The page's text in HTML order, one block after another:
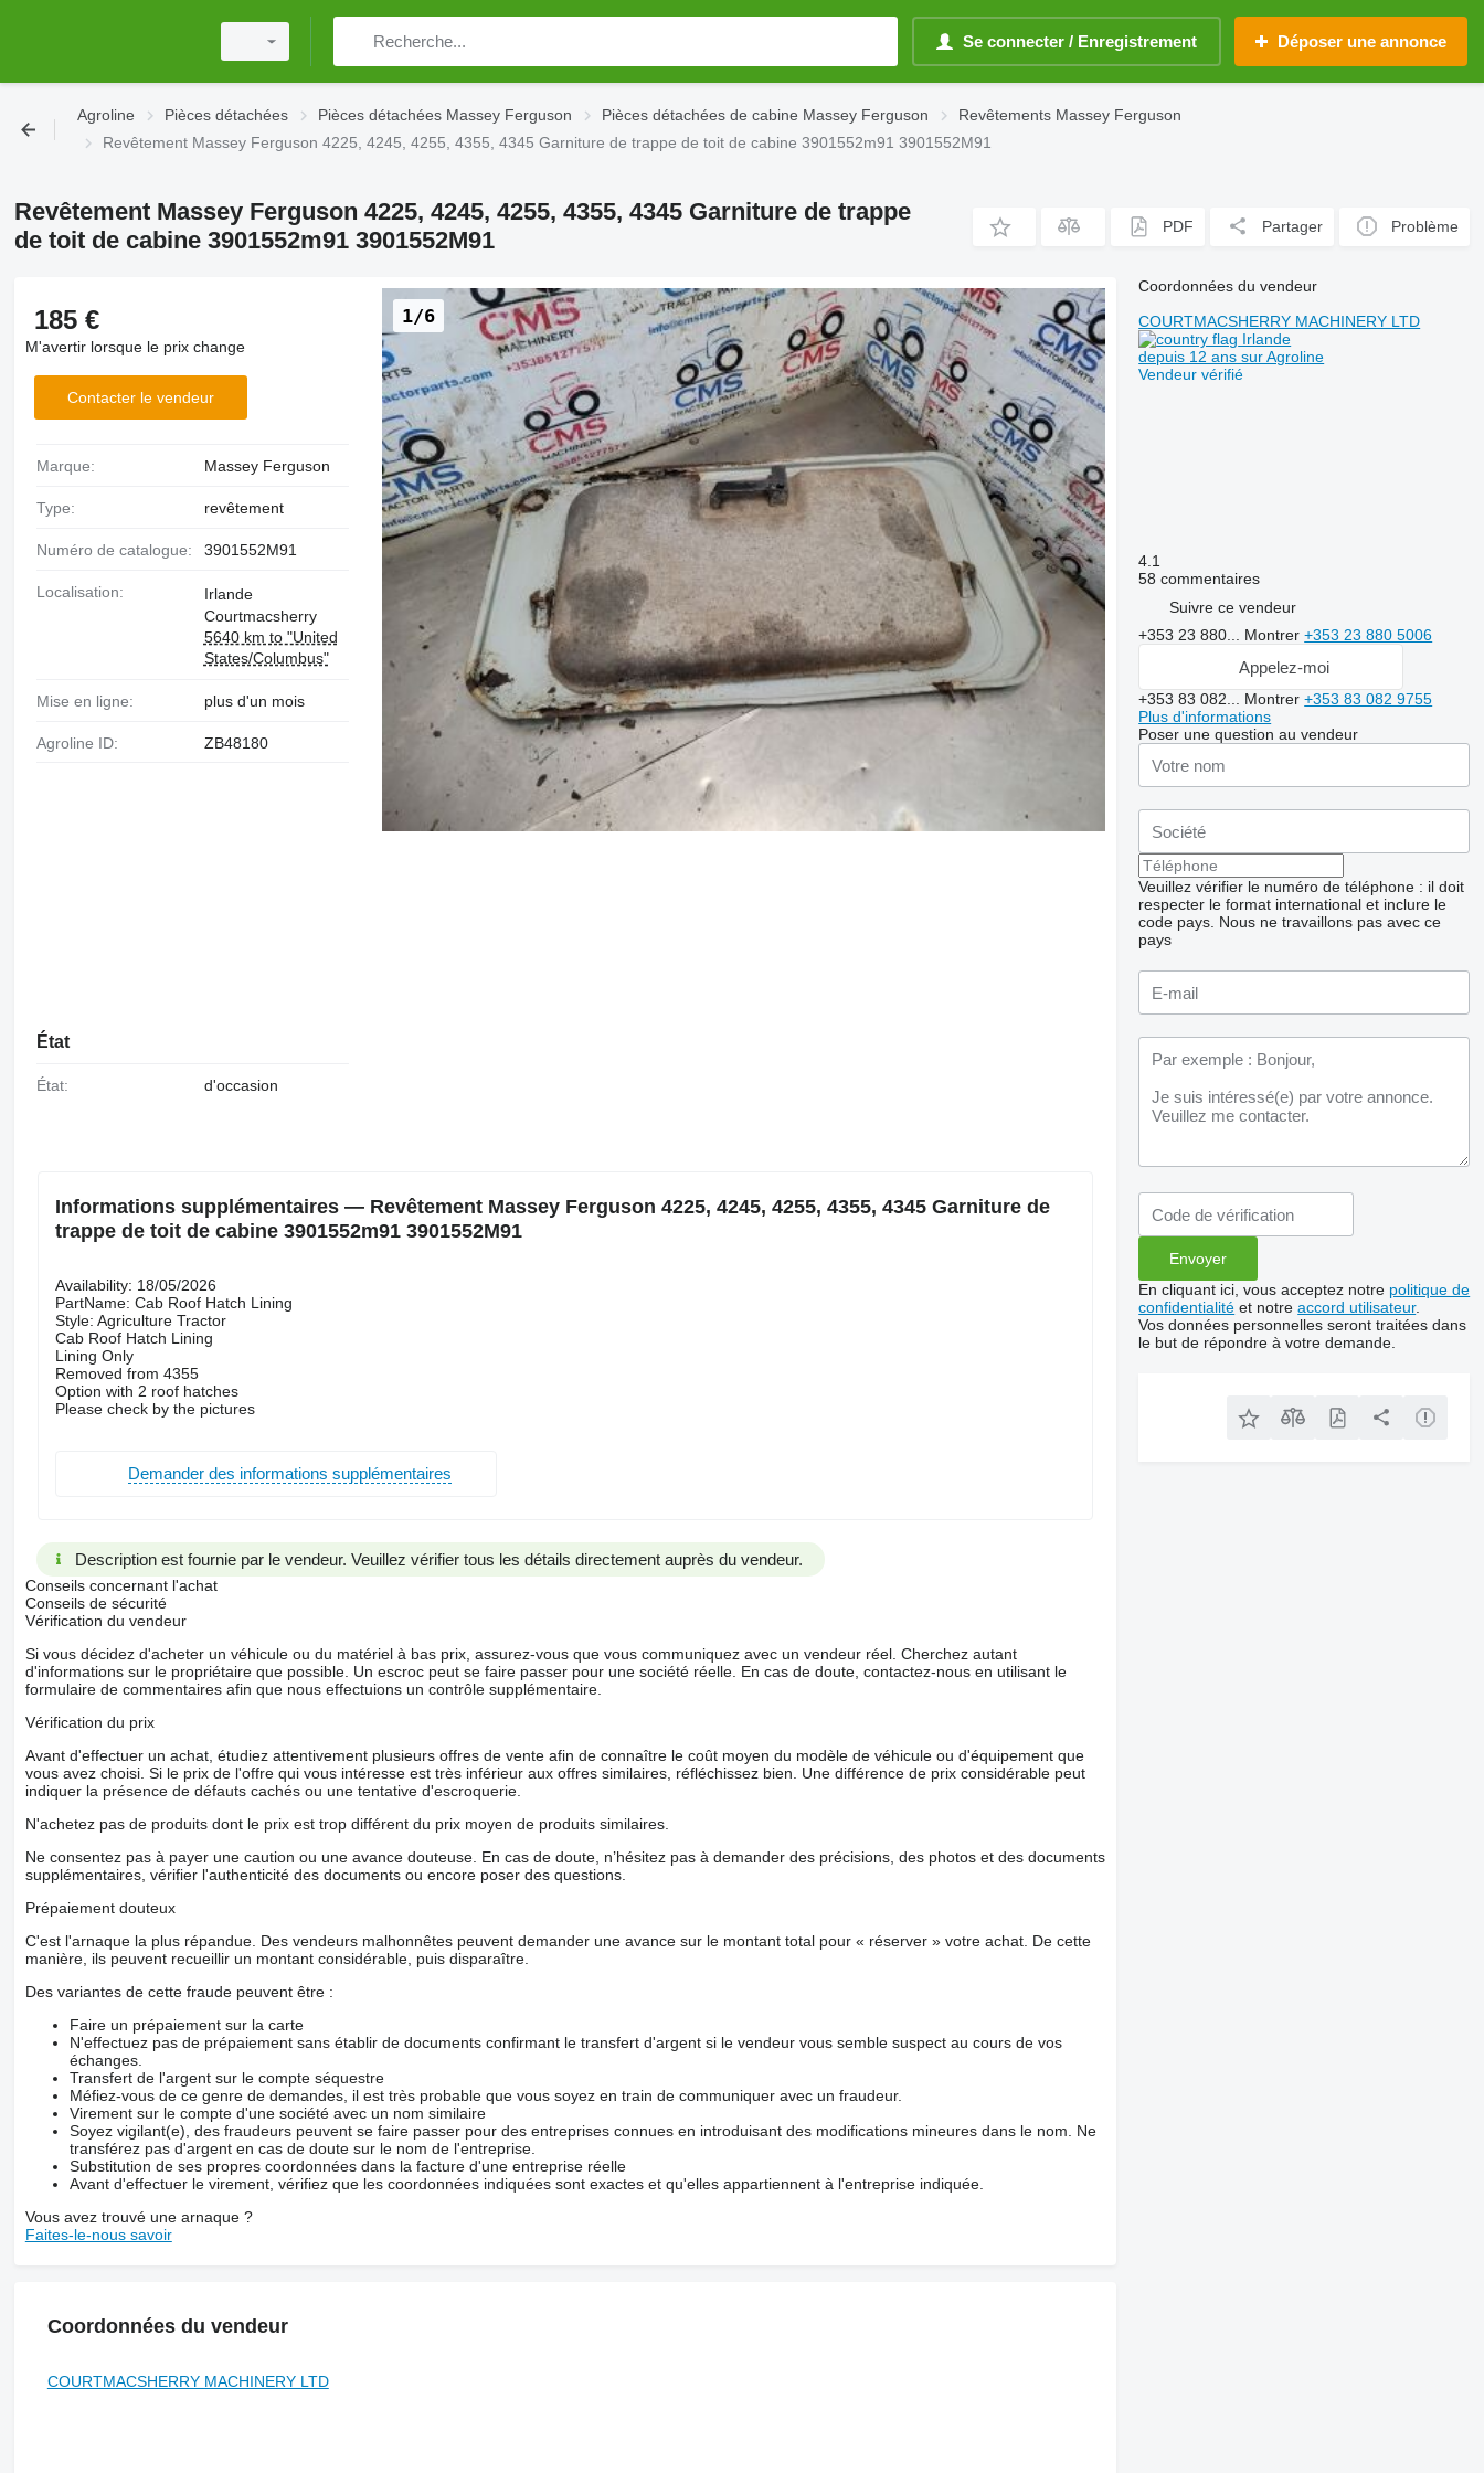
Se connecter / Enregistrement Déposer une annonce
Agroline Pièces détachées Pièces détachées Massey Ferguson Pièces détachées de cabine Massey Ferguson
Revêtements Massey Ferguson
Revêtement Massey Ferguson 4225, 4245, 4255, 4355, 4345 Garniture de trappe de toit de cabine 3901552m91 3901552M91
Revêtement Massey Ferguson 4225, 4245, 4255, 4355, 4345 Garniture de trappe
de toit de cabine 3901552m91 3901552M91
PDF Partager Problème
1/6
185 €
M'avertir lorsque le prix change
Contacter le vendeur
Marque: Massey Ferguson
Type: revêtement
Numéro de catalogue: 3901552M91
Localisation:
Irlande
Courtmacsherry
5640 km to "United
States/Columbus"
Mise en ligne: plus d'un mois
Agroline ID: ZB48180
État
État: d'occasion
Informations supplémentaires — Revêtement Massey Ferguson 4225, 4245, 4255, 4355, 4345 Garniture de
trappe de toit de cabine 3901552m91 3901552M91
Availability: 18/05/2026
PartName: Cab Roof Hatch Lining
Style: Agriculture Tractor
Cab Roof Hatch Lining
Lining Only
Removed from 4355
Option with 2 roof hatches
Please check by the pictures
Demander des informations supplémentaires
Description est fournie par le vendeur. Veuillez vérifier tous les détails directement auprès du vendeur.
Conseils concernant l'achat
Conseils de sécurité
Vérification du vendeur
Si vous décidez d'acheter un véhicule ou du matériel à bas prix, assurez-vous que vous communiquez avec un vendeur réel. Cherchez autant
d'informations sur le propriétaire que possible. Un escroc peut se faire passer pour une société réelle. En cas de doute, contactez-nous en utilisant le
formulaire de commentaires afin que nous effectuions un contrôle supplémentaire.
Vérification du prix
Avant d'effectuer un achat, étudiez attentivement plusieurs offres de vente afin de connaître le coût moyen du modèle de véhicule ou d'équipement que
vous avez choisi. Si le prix de l'offre qui vous intéresse est très inférieur aux offres similaires, réfléchissez bien. Une différence de prix considérable peut
indiquer la présence de défauts cachés ou une tentative d'escroquerie.
N'achetez pas de produits dont le prix est trop différent du prix moyen de produits similaires.
Ne consentez pas à payer une caution ou une avance douteuse. En cas de doute, n’hésitez pas à demander des précisions, des photos et des documents
supplémentaires, vérifier l'authenticité des documents ou encore poser des questions.
Prépaiement douteux
C'est l'arnaque la plus répandue. Des vendeurs malhonnêtes peuvent demander une avance sur le montant total pour « réserver » votre achat. De cette
manière, ils peuvent recueillir un montant considérable, puis disparaître.
Des variantes de cette fraude peuvent être :
Faire un prépaiement sur la carte
N'effectuez pas de prépaiement sans établir de documents confirmant le transfert d'argent si le vendeur vous semble suspect au cours de vos
échanges.
Transfert de l'argent sur le compte séquestre
Méfiez-vous de ce genre de demandes, il est très probable que vous soyez en train de communiquer avec un fraudeur.
Virement sur le compte d'une société avec un nom similaire
Soyez vigilant(e), des fraudeurs peuvent se faire passer pour des entreprises connues en introduisant des modifications mineures dans le nom. Ne
transférez pas d'argent en cas de doute sur le nom de l'entreprise.
Substitution de ses propres coordonnées dans la facture d'une entreprise réelle
Avant d'effectuer le virement, vérifiez que les coordonnées indiquées sont exactes et qu'elles appartiennent à l'entreprise indiquée.
Vous avez trouvé une arnaque ?
Faites-le-nous savoir
Coordonnées du vendeur
COURTMACSHERRY MACHINERY LTD
Coordonnées du vendeur
COURTMACSHERRY MACHINERY LTD
Irlande
depuis 12 ans sur Agroline
Vendeur vérifié
4.1
58 commentaires
Suivre ce vendeur
+353 23 880... Montrer+353 23 880 5006
Appelez-moi
+353 83 082... Montrer+353 83 082 9755
Plus d'informations
Poser une question au vendeur
Veuillez vérifier le numéro de téléphone : il doit
respecter le format international et inclure le
code pays. Nous ne travaillons pas avec ce
pays
En cliquant ici, vous acceptez notre politique de
confidentialité et notreaccord utilisateur.
Vos données personnelles seront traitées dans
le but de répondre à votre demande.